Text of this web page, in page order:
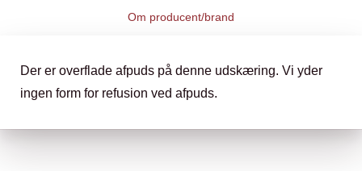
Om producent/brand
Der er overflade afpuds på denne udskæring. Vi yder
ingen form for refusion ved afpuds.